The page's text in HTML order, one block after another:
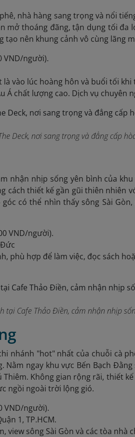
nhà hàng sang trọng và nổi
mở thoáng đãng, tận dụng tối đa
nên khung cảnh vô cùng lãng
VND/người).
vào lúc hoàng hôn và buổi tối
Á chất lượng cao. Dịch vụ chuyên
Deck, nơi sang trọng và đẳng cấp
nhận nhịp sống yên bình của
cách thiết kế gần gũi thiên nhiên
có thể nhìn thấy sông Sài
VND/người).
phù hợp để làm việc, đọc sách
tại Cafe Thảo Điền, cảm nhận nhịp
nhánh "hot" nhất của chuỗi cà
Nằm ngay khu vực Bến Bạch
Không gian rộng rãi, thiết
ngồi ngoài trời lộng gió.
VND/người).
1, TP.HCM.
sông Sài Gòn và các tòa nhà